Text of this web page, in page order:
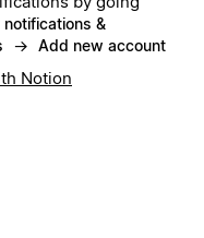
notifications &
→ Add new account
Notion